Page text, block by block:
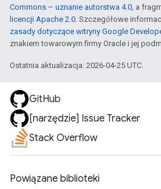
Commons – uznanie autorstwa 4.0, a
licencji Apache 2.0. Szczegółowe
zasady dotyczące witryny Google
znakiem towarowym firmy Oracle i jej
Ostatnia aktualizacja: 2026-04-25 UTC.
GitHub
[narzędzie] Issue Tracker
Stack Overflow
Powiązane biblioteki